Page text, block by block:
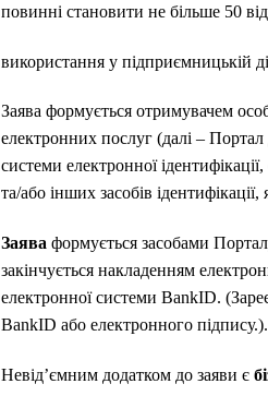
повинні становити не більше 50
використання у підприємницькій
Заява формується отримувачем
електронних послуг (далі – Портал
системи електронної
та/або інших засобів
Заява формується засобами
закінчується накладенням
електронної системи BankID.
BankID або електронного підпису.).
Невід’ємним додатком до заяви є